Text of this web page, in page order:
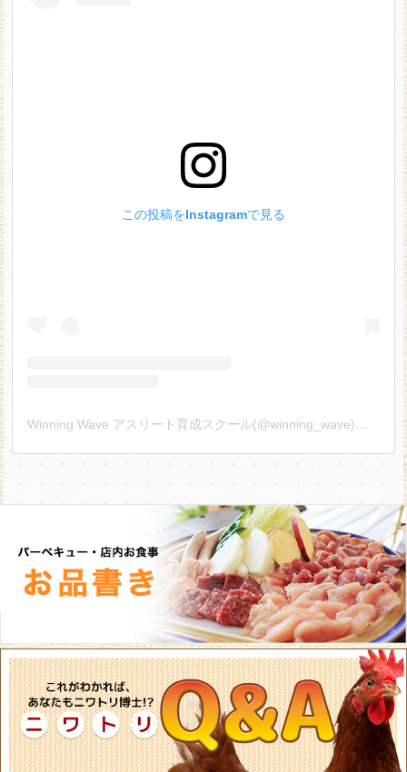
この投稿をInstagramで見る
Winning Wave アスリート育成スクール(@winning_wave)がシェアした投稿